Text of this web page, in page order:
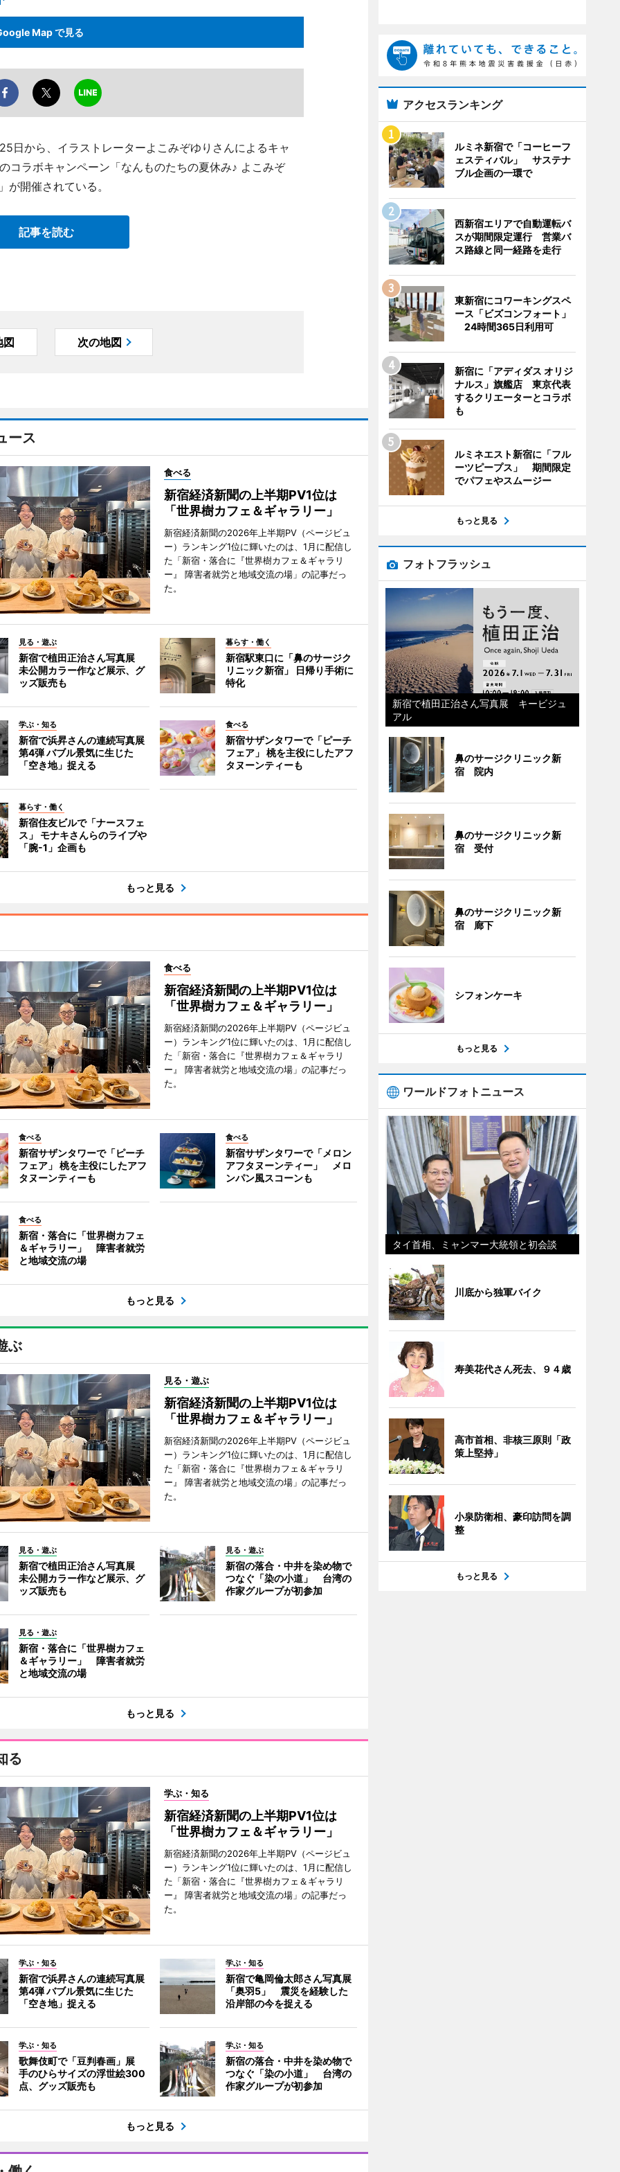
Map で見る
日から、イラストレーターよこみぞゆりさんによるキャ
コラボキャンペーン「なんものたちの夏休み♪ よこみぞ
開催されている。
記事を読む
図 次の地図
ース
食べる
新宿経済新聞の上半期PV1位は
「世界樹カフェ＆ギャラリー」
新宿経済新聞の2026年上半期PV（ページビュ
ー）ランキング1位に輝いたのは、1月に配信し
た「新宿・落合に『世界樹カフェ＆ギャラリ
ー』 障害者就労と地域交流の場」の記事だっ
た。
見る・遊ぶ
新宿で植田正治さん写真展
未公開カラー作など展示、グ
ッズ販売も
暮らす・働く
新宿駅東口に「鼻のサージク
リニック新宿」 日帰り手術に
特化
学ぶ・知る
新宿で浜昇さんの連続写真展
第4弾 バブル景気に生じた
「空き地」捉える
食べる
新宿サザンタワーで「ピーチ
フェア」 桃を主役にしたアフ
タヌーンティーも
暮らす・働く
新宿住友ビルで「ナースフェ
ス」 モナキさんらのライブや
「腕-1」企画も
もっと見る
食べる
新宿経済新聞の上半期PV1位は
「世界樹カフェ＆ギャラリー」
新宿経済新聞の2026年上半期PV（ページビュ
ー）ランキング1位に輝いたのは、1月に配信し
た「新宿・落合に『世界樹カフェ＆ギャラリ
ー』 障害者就労と地域交流の場」の記事だっ
た。
食べる
新宿サザンタワーで「ピーチ
フェア」 桃を主役にしたアフ
タヌーンティーも
食べる
新宿サザンタワーで「メロン
アフタヌーンティー」 メロ
ンパン風スコーンも
食べる
新宿・落合に「世界樹カフェ
＆ギャラリー」 障害者就労
と地域交流の場
もっと見る
ぶ
見る・遊ぶ
新宿経済新聞の上半期PV1位は
「世界樹カフェ＆ギャラリー」
新宿経済新聞の2026年上半期PV（ページビュ
ー）ランキング1位に輝いたのは、1月に配信し
た「新宿・落合に『世界樹カフェ＆ギャラリ
ー』 障害者就労と地域交流の場」の記事だっ
た。
見る・遊ぶ
新宿で植田正治さん写真展
未公開カラー作など展示、グ
ッズ販売も
見る・遊ぶ
新宿の落合・中井を染め物で
つなぐ「染の小道」 台湾の
作家グループが初参加
見る・遊ぶ
新宿・落合に「世界樹カフェ
＆ギャラリー」 障害者就労
と地域交流の場
もっと見る
る
学ぶ・知る
新宿経済新聞の上半期PV1位は
「世界樹カフェ＆ギャラリー」
新宿経済新聞の2026年上半期PV（ページビュ
ー）ランキング1位に輝いたのは、1月に配信し
た「新宿・落合に『世界樹カフェ＆ギャラリ
ー』 障害者就労と地域交流の場」の記事だっ
た。
学ぶ・知る
新宿で浜昇さんの連続写真展
第4弾 バブル景気に生じた
「空き地」捉える
学ぶ・知る
新宿で亀岡倫太郎さん写真展
「奥羽5」 震災を経験した
沿岸部の今を捉える
学ぶ・知る
歌舞伎町で「豆判春画」展
手のひらサイズの浮世絵300
点、グッズ販売も
学ぶ・知る
新宿の落合・中井を染め物で
つなぐ「染の小道」 台湾の
作家グループが初参加
もっと見る
アクセスランキング
ルミネ新宿で「コーヒーフ
ェスティバル」 サステナ
ブル企画の一環で
西新宿エリアで自動運転バ
スが期間限定運行 営業バ
ス路線と同一経路を走行
東新宿にコワーキングスペ
ース「ビズコンフォート」
24時間365日利用可
新宿に「アディダス オリジ
ナルス」旗艦店 東京代表
するクリエーターとコラボ
も
ルミネエスト新宿に「フル
ーツピープス」 期間限定
でパフェやスムージー
もっと見る
フォトフラッシュ
新宿で植田正治さん写真展 キービジュ
アル
鼻のサージクリニック新
宿 院内
鼻のサージクリニック新
宿 受付
鼻のサージクリニック新
宿 廊下
シフォンケーキ
もっと見る
ワールドフォトニュース
タイ首相、ミャンマー大統領と初会談
川底から独軍バイク
寿美花代さん死去、９４歳
高市首相、非核三原則「政
策上堅持」
小泉防衛相、豪印訪問を調
整
もっと見る